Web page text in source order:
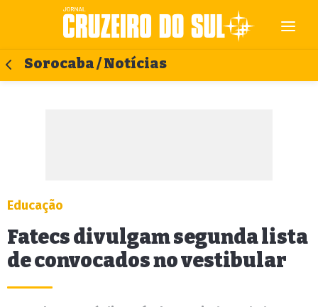
Sorocaba / Notícias
Educação
Fatecs divulgam segunda lista
de convocados no vestibular